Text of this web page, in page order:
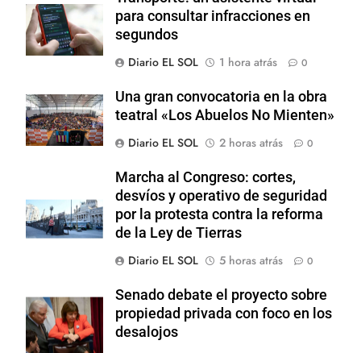
para consultar infracciones en
segundos
Diario EL SOL
1 hora atrás 0
Una gran convocatoria en la obra
teatral «Los Abuelos No Mienten»
Diario EL SOL
2 horas atrás 0
Marcha al Congreso: cortes,
desvíos y operativo de seguridad
por la protesta contra la reforma
de la Ley de Tierras
Diario EL SOL
5 horas atrás 0
Senado debate el proyecto sobre
propiedad privada con foco en los
desalojos